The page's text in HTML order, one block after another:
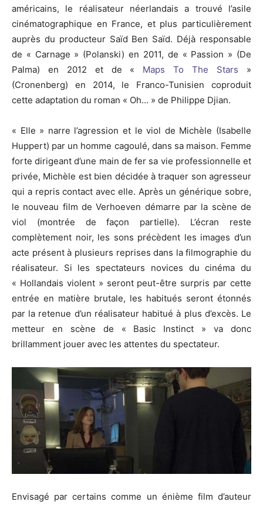
américains, le réalisateur néerlandais a trouvé l’asile
cinématographique en France, et plus particulièrement
auprès du producteur Saïd Ben Saïd. Déjà responsable
de « Carnage » (Polanski) en 2011, de « Passion » (De
Palma) en 2012 et de « Maps To The Stars »
(Cronenberg) en 2014, le Franco-Tunisien coproduit
cette adaptation du roman « Oh… » de Philippe Djian.
« Elle » narre l’agression et le viol de Michèle (Isabelle
Huppert) par un homme cagoulé, dans sa maison. Femme
forte dirigeant d’une main de fer sa vie professionnelle et
privée, Michèle est bien décidée à traquer son agresseur
qui a repris contact avec elle. Après un générique sobre,
le nouveau film de Verhoeven démarre par la scène de
viol (montrée de façon partielle). L’écran reste
complètement noir, les sons précèdent les images d’un
acte présent à plusieurs reprises dans la filmographie du
réalisateur. Si les spectateurs novices du cinéma du
« Hollandais violent » seront peut-être surpris par cette
entrée en matière brutale, les habitués seront étonnés
par la retenue d’un réalisateur habitué à plus d’excès. Le
metteur en scène de « Basic Instinct » va donc
brillamment jouer avec les attentes du spectateur.
Envisagé par certains comme un énième film d’auteur